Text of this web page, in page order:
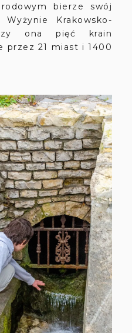
bierze swój
Krakowsko-
ona pięć krain
przez 21 miast i 1400